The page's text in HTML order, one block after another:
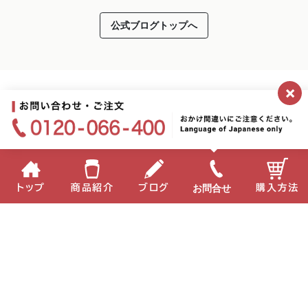
公式ブログトップへ
×
トップ 商品紹介 ブログ お問合せ 購入方法